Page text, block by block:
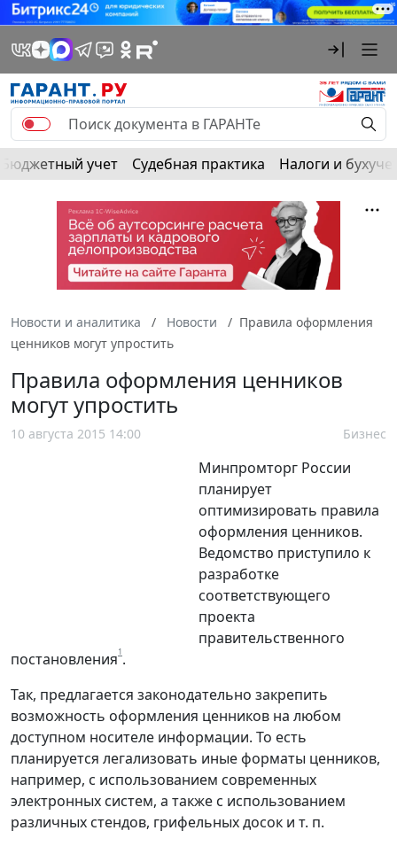
Бюджетный учет Судебная практика Налоги и
Новости и аналитика Новости
Правила оформления
ценников могут упростить
Правила оформления ценников
могут упростить
10 августа 2015 14:00 Бизнес
Минпромторг России
планирует
оптимизировать правила
оформления ценников.
Ведомство приступило к
разработке
соответствующего
проекта
правительственного
постановления1.
Так, предлагается законодательно закрепить
возможность оформления ценников на любом
доступном носителе информации. То есть
планируется легализовать иные форматы ценников,
например, с использованием современных
электронных систем, а также с использованием
различных стендов, грифельных досок и т. п.